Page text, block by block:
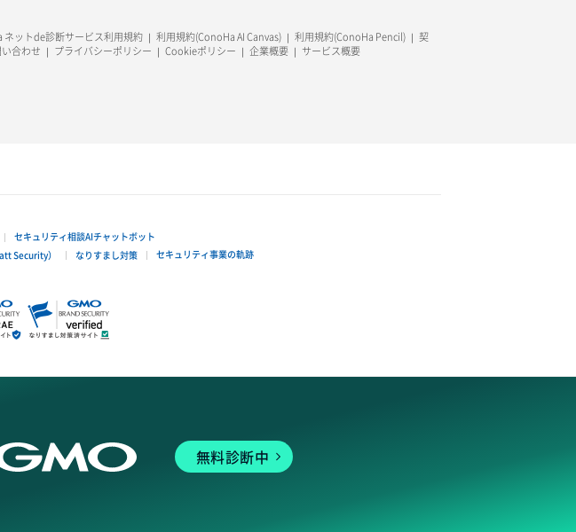
ネットde診断サービス利用規約 利用規約(ConoHa AI Canvas) 利用規約(ConoHa Pencil)
契
合わせ プライバシーポリシー Cookieポリシー 企業概要 サービス概要
セキュリティ相談AIチャットボット
Security） なりすまし対策 セキュリティ事業の軌跡
無料診断中